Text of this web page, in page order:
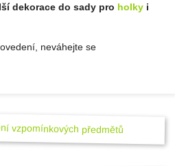
dekorace do sady pro holky i
neváhejte se